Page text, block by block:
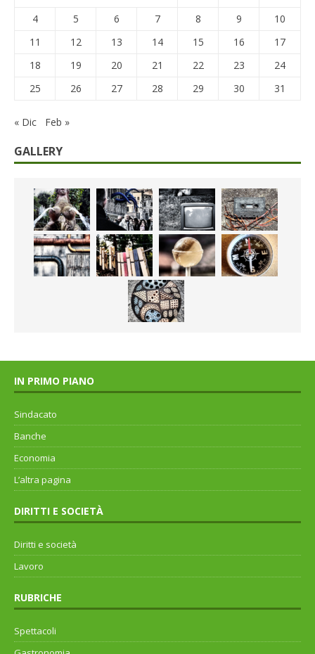
4
5 6 7 8 9
10
11
12 13 14 15 16
17
18
19 20 21 22 23
24
25
26 27 28 29 30 31
« Dic Feb »
GALLERY
IN PRIMO PIANO
Sindacato
Banche
Economia
L’altra pagina
DIRITTI E SOCIETÀ
Diritti e società
Lavoro
RUBRICHE
Spettacoli